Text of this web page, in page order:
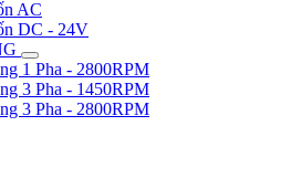
AC
DC - 24V
1 Pha - 2800RPM
3 Pha - 1450RPM
3 Pha - 2800RPM